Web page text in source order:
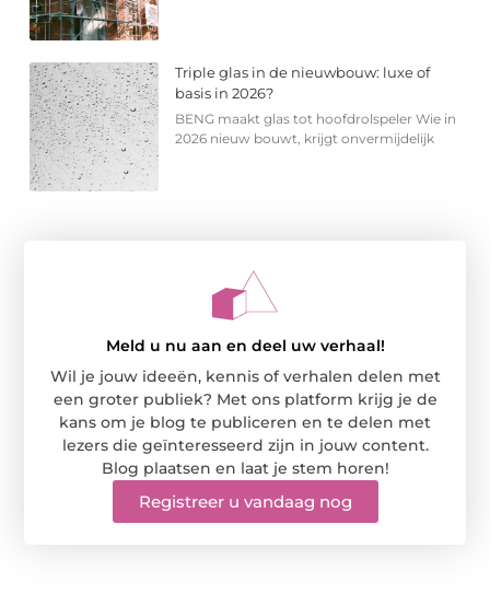
Triple glas in de nieuwbouw: luxe of
basis in 2026?
BENG maakt glas tot hoofdrolspeler Wie in
2026 nieuw bouwt, krijgt onvermijdelijk
Meld u nu aan en deel uw verhaal!
Wil je jouw ideeën, kennis of verhalen delen met
een groter publiek? Met ons platform krijg je de
kans om je blog te publiceren en te delen met
lezers die geïnteresseerd zijn in jouw content.
Blog plaatsen en laat je stem horen!
Registreer u vandaag nog